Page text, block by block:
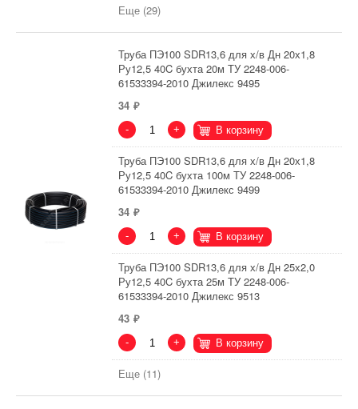
Еще (29)
Труба ПЭ100 SDR13,6 для х/в Дн 20х1,8
Ру12,5 40C бухта 20м ТУ 2248-006-
61533394-2010 Джилекс 9495
34
- + В корзину
Труба ПЭ100 SDR13,6 для х/в Дн 20х1,8
Ру12,5 40C бухта 100м ТУ 2248-006-
61533394-2010 Джилекс 9499
34
- + В корзину
Труба ПЭ100 SDR13,6 для х/в Дн 25х2,0
Ру12,5 40C бухта 25м ТУ 2248-006-
61533394-2010 Джилекс 9513
43
- + В корзину
Еще (11)